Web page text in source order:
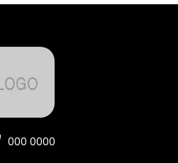
000 0000